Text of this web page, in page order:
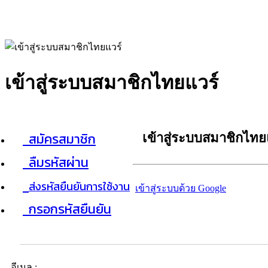
เข้าสู่ระบบสมาชิกไทยแวร์
สมัครสมาชิก
ลืมรหัสผ่าน
ส่งรหัสยืนยันการใช้งาน
กรอกรหัสยืนยัน
เข้าสู่ระบบสมาชิกไท
เข้าสู่ระบบด้วย Google